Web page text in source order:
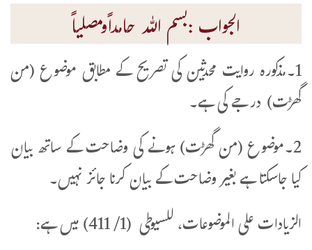
الجواب :بسم اللہ حامداًومصلیاً
1۔مذکورہ روایت محدثین کی تصریح کے مطابق موضوع (من
گھڑت) درجے کی ہے۔
2۔موضوع (من گھڑت) ہونے کی وضاحت کے ساتھ بیان
کیا جاسکتا ہے بغیر وضاحت کے بیان کرنا جائز نہیں۔
الزيادات على الموضوعات، للسیوطی (1/ 411) میں ہے: